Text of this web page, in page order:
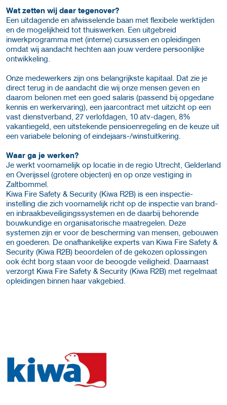
Wat zetten wij daar tegenover?
Een uitdagende en afwisselende baan met flexibele werktijden
en de mogelijkheid tot thuiswerken. Een uitgebreid
inwerkprogramma met (interne) cursussen en opleidingen
omdat wij aandacht hechten aan jouw verdere persoonlijke
ontwikkeling.
Onze medewerkers zijn ons belangrijkste kapitaal. Dat zie je
direct terug in de aandacht die wij onze mensen geven en
daarom belonen met een goed salaris (passend bij opgedane
kennis en werkervaring), een jaarcontract met uitzicht op een
vast dienstverband, 27 verlofdagen, 10 atv-dagen, 8%
vakantiegeld, een uitstekende pensioenregeling en de keuze uit
een variabele beloning of eindejaars-/winstuitkering.
Waar ga je werken?
Je werkt voornamelijk op locatie in de regio Utrecht, Gelderland
en Overijssel (grotere objecten) en op onze vestiging in
Zaltbommel.
Kiwa Fire Safety & Security (Kiwa R2B) is een inspectie-
instelling die zich voornamelijk richt op de inspectie van brand-
en inbraakbeveiligingssystemen en de daarbij behorende
bouwkundige en organisatorische maatregelen. Deze
systemen zijn er voor de bescherming van mensen, gebouwen
en goederen. De onafhankelijke experts van Kiwa Fire Safety &
Security (Kiwa R2B) beoordelen of de gekozen oplossingen
ook écht borg staan voor de beoogde veiligheid. Daarnaast
verzorgt Kiwa Fire Safety & Security (Kiwa R2B) met regelmaat
opleidingen binnen haar vakgebied.
Meer werkgever details